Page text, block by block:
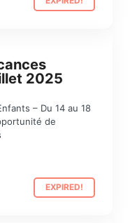
2025
– Du 14 au 18
de
EXPIRED!